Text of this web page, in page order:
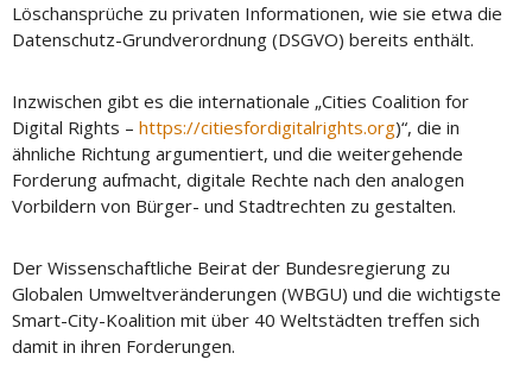
Löschansprüche zu privaten Informationen, wie sie etwa die
Datenschutz-Grundverordnung (DSGVO) bereits enthält.
Inzwischen gibt es die internationale „Cities Coalition for
Digital Rights – https://citiesfordigitalrights.org)“, die in
ähnliche Richtung argumentiert, und die weitergehende
Forderung aufmacht, digitale Rechte nach den analogen
Vorbildern von Bürger- und Stadtrechten zu gestalten.
Der Wissenschaftliche Beirat der Bundesregierung zu
Globalen Umweltveränderungen (WBGU) und die wichtigste
Smart-City-Koalition mit über 40 Weltstädten treffen sich
damit in ihren Forderungen.